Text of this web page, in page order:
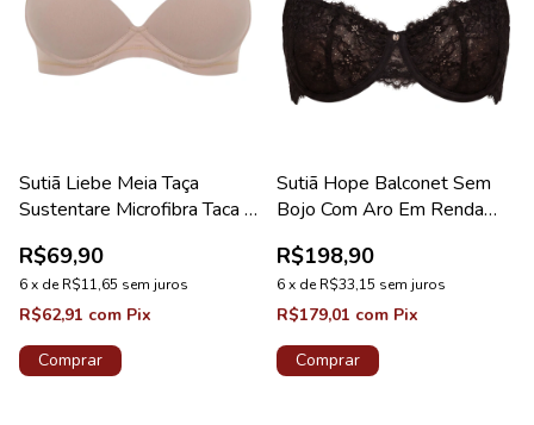
Sutiã Liebe Meia Taça
Sustentare Microfibra Taca B
R$69,90
6x deR$11,65 sem juros
R$62,91 com Pix
Comprar
Sutiã Hope Balconet Sem
Bojo Com Aro Em Renda
R$198,90
6x deR$33,15 sem juros
R$179,01 com Pix
Comprar